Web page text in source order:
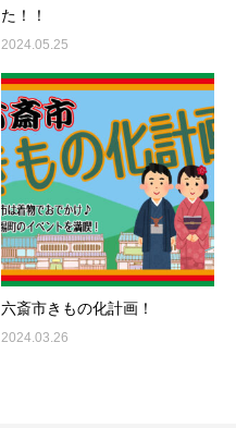
た！！
2024.05.25
六斎市きもの化計画！
2024.03.26